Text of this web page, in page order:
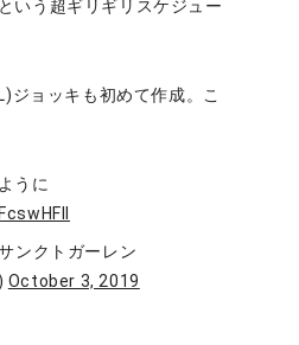
いう超ギリギリスケジュー
ジョッキも初めて作成。こ
うに
ンクトガーレン
October 3, 2019